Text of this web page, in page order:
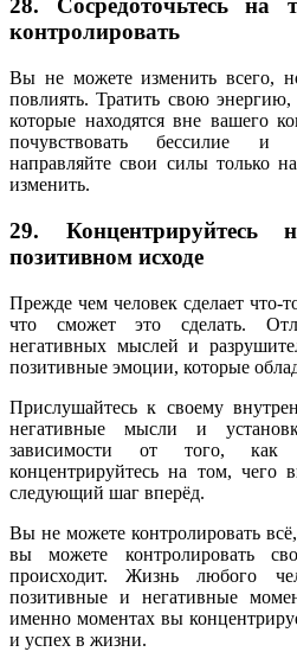
28. Сосредоточьтесь
контролировать
Вы не можете изменить всего,
повлиять. Тратить свою
которые находятся вне вашего
почувствовать бессилие и
направляйте свои силы только
изменить.
29. Концентрируйтесь
позитивном исходе
Прежде чем человек сделает что-
что сможет это сделать.
негативных мыслей и
позитивные эмоции, которые
Прислушайтесь к своему
негативные мысли и
зависимости от того, как
концентрируйтесь на том, чего
следующий шаг вперёд.
Вы не можете контролировать
вы можете контролировать
происходит. Жизнь любого
позитивные и негативные
именно моментах вы
и успех в жизни.